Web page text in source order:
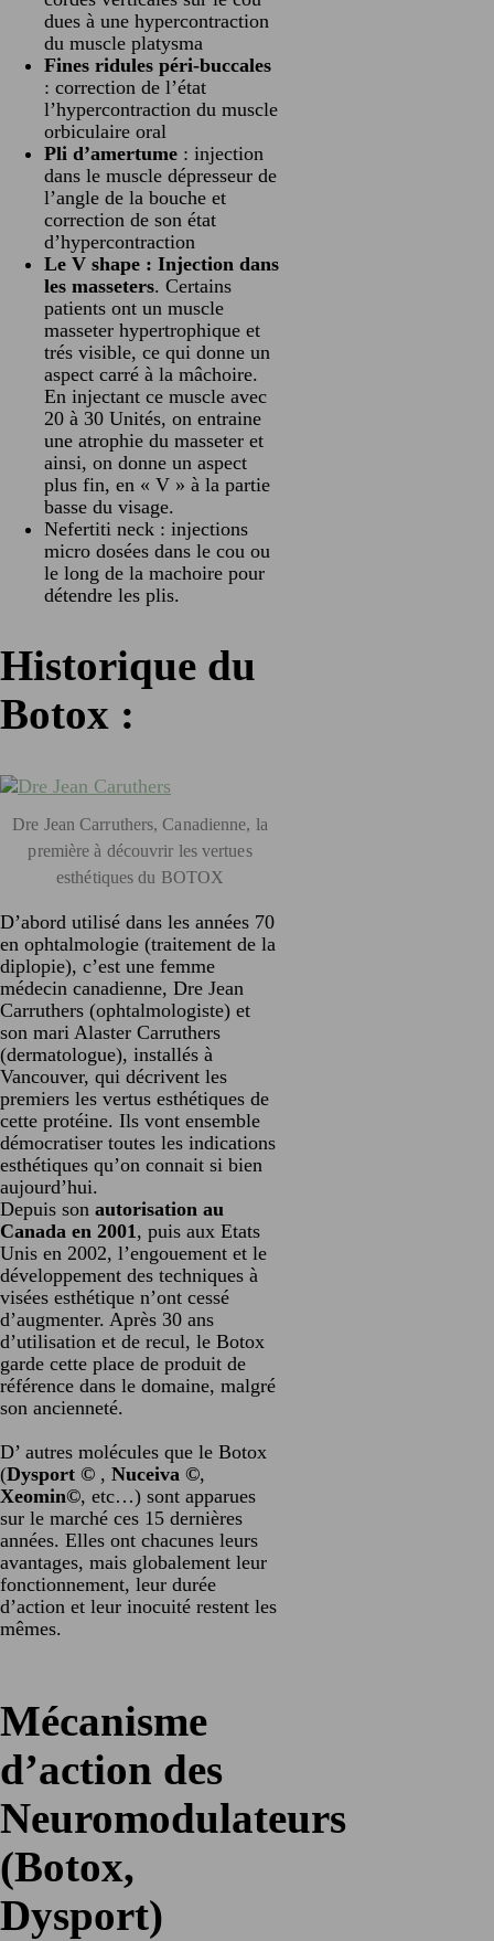
dues à une hypercontraction
du muscle platysma
Fines ridules péri-buccales
: correction de l’état
l’hypercontraction du muscle
orbiculaire oral
Pli d’amertume : injection
dans le muscle dépresseur de
l’angle de la bouche et
correction de son état
d’hypercontraction
Le V shape : Injection dans
les masseters. Certains
patients ont un muscle
masseter hypertrophique et
trés visible, ce qui donne un
aspect carré à la mâchoire.
En injectant ce muscle avec
20 à 30 Unités, on entraine
une atrophie du masseter et
ainsi, on donne un aspect
plus fin, en « V » à la partie
basse du visage.
Nefertiti neck : injections
micro dosées dans le cou ou
le long de la machoire pour
détendre les plis.
Historique du
Botox :
Dre Jean Carruthers, Canadienne, la
première à découvrir les vertues
esthétiques du BOTOX
D’abord utilisé dans les années 70
en ophtalmologie (traitement de la
diplopie), c’est une femme
médecin canadienne, Dre Jean
Carruthers (ophtalmologiste) et
son mari Alaster Carruthers
(dermatologue), installés à
Vancouver, qui décrivent les
premiers les vertus esthétiques de
cette protéine. Ils vont ensemble
démocratiser toutes les indications
esthétiques qu’on connait si bien
aujourd’hui.
Depuis son autorisation au
Canada en 2001 , puis aux Etats
Unis en 2002, l’engouement et le
développement des techniques à
visées esthétique n’ont cessé
d’augmenter. Après 30 ans
d’utilisation et de recul, le Botox
garde cette place de produit de
référence dans le domaine, malgré
son ancienneté.
D’ autres molécules que le Botox
(Dysport © , Nuceiva ©,
Xeomin©, etc…) sont apparues
sur le marché ces 15 dernières
années. Elles ont chacunes leurs
avantages, mais globalement leur
fonctionnement, leur durée
d’action et leur inocuité restent les
mêmes.
Mécanisme
d’action des
Neuromodulateurs
(Botox,
Dysport)